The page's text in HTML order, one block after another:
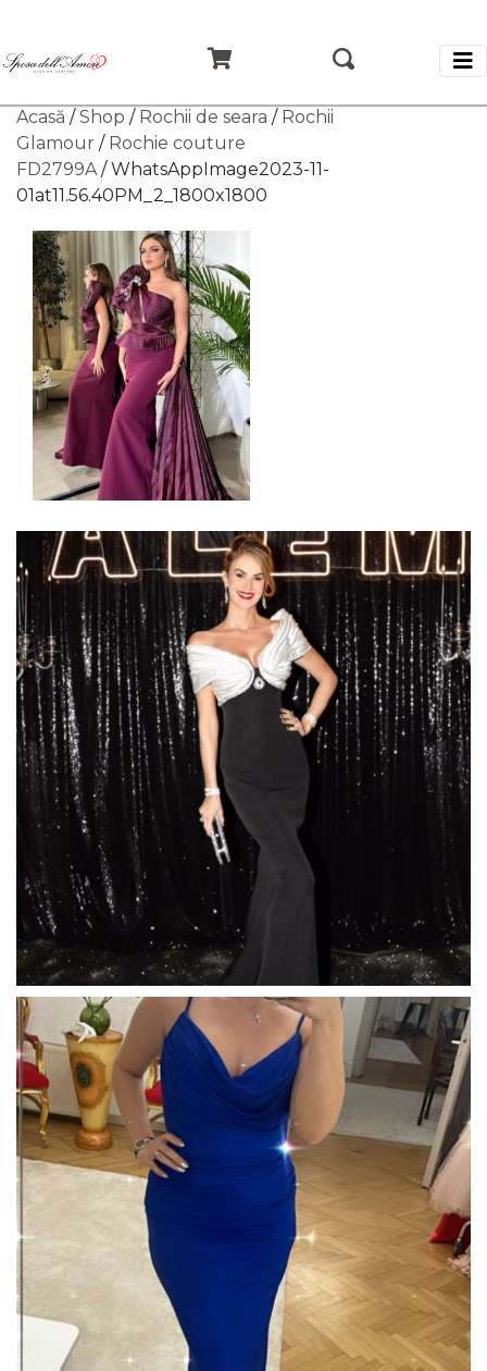
Acasă /Shop / Rochii de seara / Rochii
Glamour / Rochie couture
FD2799A/ WhatsAppImage2023-11-
01at11.56.40PM_2_1800x1800